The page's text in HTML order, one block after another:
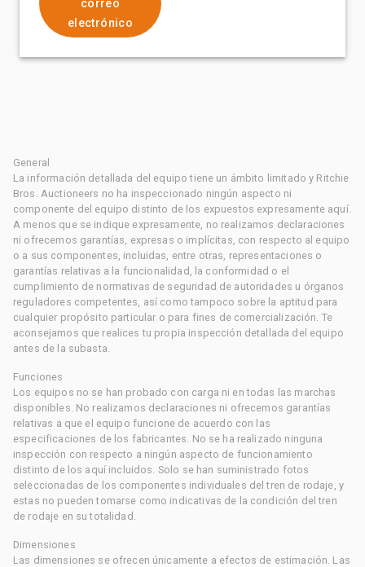
correo
electrónico
General
La información detallada del equipo tiene un ámbito limitado y Ritchie
Bros. Auctioneers no ha inspeccionado ningún aspecto ni
componente del equipo distinto de los expuestos expresamente aquí.
A menos que se indique expresamente, no realizamos declaraciones
ni ofrecemos garantías, expresas o implícitas, con respecto al equipo
o a sus componentes, incluidas, entre otras, representaciones o
garantías relativas a la funcionalidad, la conformidad o el
cumplimiento de normativas de seguridad de autoridades u órganos
reguladores competentes, así como tampoco sobre la aptitud para
cualquier propósito particular o para fines de comercialización. Te
aconsejamos que realices tu propia inspección detallada del equipo
antes de la subasta.
Funciones
Los equipos no se han probado con carga ni en todas las marchas
disponibles. No realizamos declaraciones ni ofrecemos garantías
relativas a que el equipo funcione de acuerdo con las
especificaciones de los fabricantes. No se ha realizado ninguna
inspección con respecto a ningún aspecto de funcionamiento
distinto de los aquí incluidos. Solo se han suministrado fotos
seleccionadas de los componentes individuales del tren de rodaje, y
estas no pueden tomarse como indicativas de la condición del tren
de rodaje en su totalidad.
Dimensiones
Las dimensiones se ofrecen únicamente a efectos de estimación. Las